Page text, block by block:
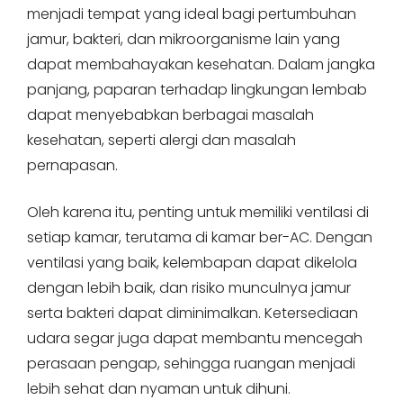
menjadi tempat yang ideal bagi pertumbuhan
jamur, bakteri, dan mikroorganisme lain yang
dapat membahayakan kesehatan. Dalam jangka
panjang, paparan terhadap lingkungan lembab
dapat menyebabkan berbagai masalah
kesehatan, seperti alergi dan masalah
pernapasan.
Oleh karena itu, penting untuk memiliki ventilasi di
setiap kamar, terutama di kamar ber-AC. Dengan
ventilasi yang baik, kelembapan dapat dikelola
dengan lebih baik, dan risiko munculnya jamur
serta bakteri dapat diminimalkan. Ketersediaan
udara segar juga dapat membantu mencegah
perasaan pengap, sehingga ruangan menjadi
lebih sehat dan nyaman untuk dihuni.